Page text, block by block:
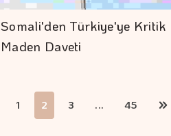
Somali'den Türkiye'ye Kritik
Maden Daveti
1 2 3 ... 45